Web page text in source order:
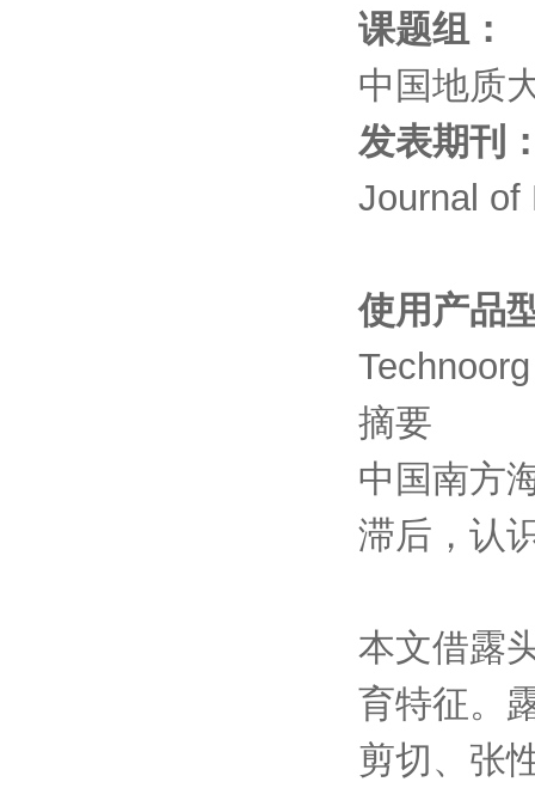
课题组：
中国地质
发表期刊
Journal of
使用产品
摘要
中国南方
滞后，认
本文借露
育特征。
剪切、张